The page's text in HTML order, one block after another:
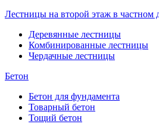
Лестницы на второй этаж в частном
Деревянные лестницы
Комбинированные лестницы
Чердачные лестницы
Бетон
Бетон для фундамента
Товарный бетон
Тощий бетон